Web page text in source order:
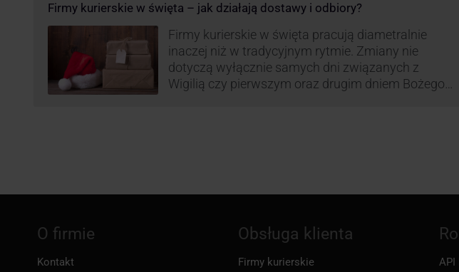
GLS na czas świąteczny!
Firmy kurierskie w święta – jak działają dostawy i odbiory?
Firmy kurierskie w święta pracują diametralnie
inaczej niż w tradycyjnym rytmie. Zmiany nie
dotyczą wyłącznie samych dni związanych z
Wigilią czy pierwszym oraz drugim dniem Bożego
O firmie
Kontakt
Obsługa klienta
Firmy kurierskie
API